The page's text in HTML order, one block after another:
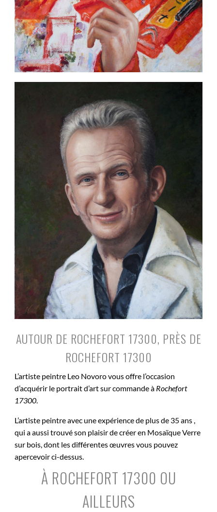
AUTOUR DE ROCHEFORT 17300, PRÈS DE
ROCHEFORT 17300
L’artiste peintre Leo Novoro vous offre l’occasion
d’acquérir le portrait d’art sur commande à Rochefort
17300.
L’artiste peintre avec une expérience de plus de 35 ans ,
qui a aussi trouvé son plaisir de créer en Mosaïque Verre
sur bois, dont les différentes œuvres vous pouvez
apercevoir ci-dessus.
À ROCHEFORT 17300 OU
AILLEURS